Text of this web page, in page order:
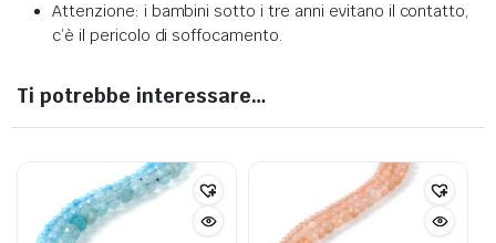
Attenzione: i bambini sotto i tre anni evitano il contatto,
c’è il pericolo di soffocamento.
Ti potrebbe interessare…